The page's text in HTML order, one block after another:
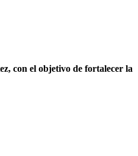
con el objetivo de fortalecer la